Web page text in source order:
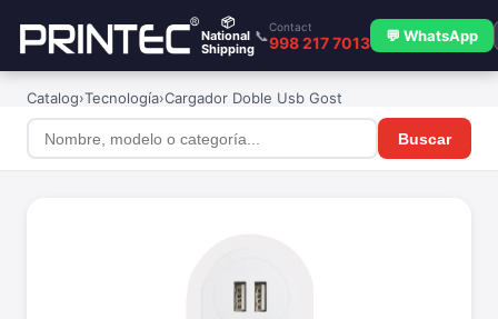
📦
National
Shipping
📞
Contact
998 217 7013 💬 WhatsApp
Catalog›Tecnología›Cargador Doble Usb Gost
Buscar